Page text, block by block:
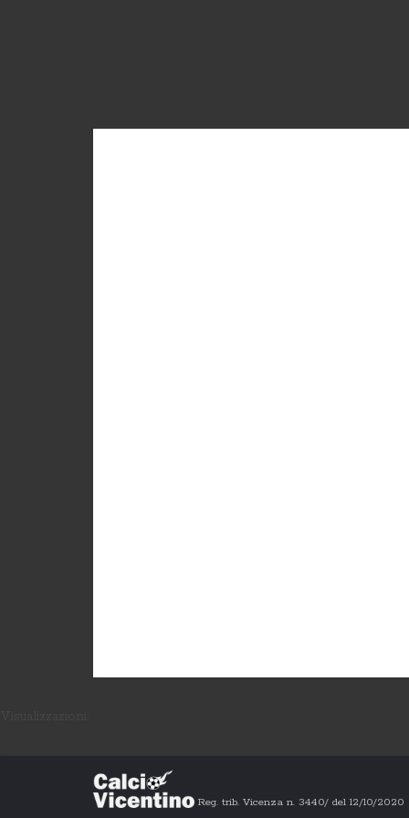
Reg. trib. Vicenza n. 3440/ del 12/10/2020